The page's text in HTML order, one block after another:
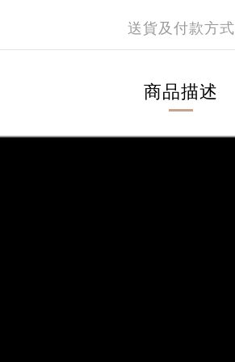
送貨及付款方式
商品描述